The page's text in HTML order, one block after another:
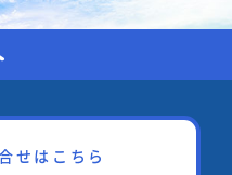
せはこちら